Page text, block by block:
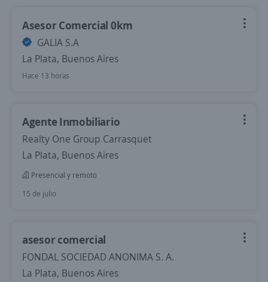
Asesor Comercial 0km
GALIA S.A
La Plata, Buenos Aires
Hace 13 horas
Agente Inmobiliario
Realty One Group Carrasquet
La Plata, Buenos Aires
Presencial y remoto
15 de julio
asesor comercial
FONDAL SOCIEDAD ANONIMA S. A.
La Plata, Buenos Aires